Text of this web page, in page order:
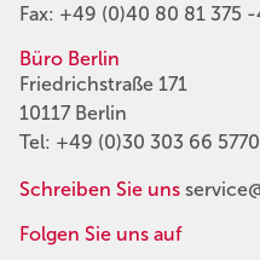
Fax: +49 (0)40 80 81 375
Büro Berlin
Friedrichstraße 171
10117 Berlin
Tel: +49 (0)30 303 66 5770
Schreiben Sie uns
Folgen Sie uns auf